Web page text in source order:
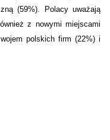
(59%). Polacy uważają
z nowymi miejscami
polskich firm (22%) i